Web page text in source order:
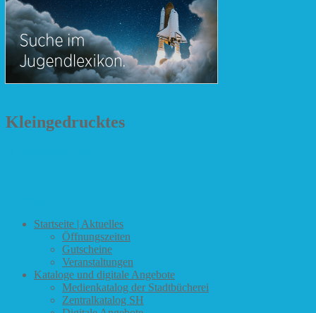
Kleingedrucktes
Startseite | Aktuelles
Öffnungszeiten
Gutscheine
Veranstaltungen
Kataloge und digitale Angebote
Medienkatalog der Stadtbücherei
Zentralkatalog SH